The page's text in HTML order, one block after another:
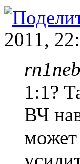
2011,
1:1?
ВЧ
может